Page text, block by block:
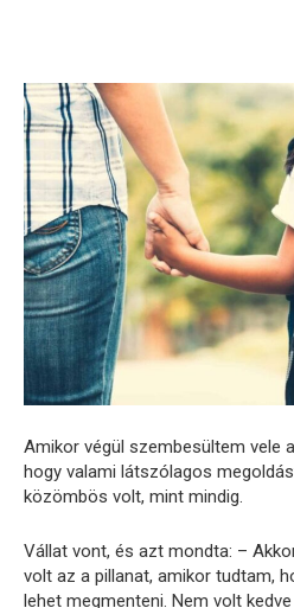
Amikor végül szembesültem vele
hogy valami látszólagos
közömbös volt, mint mindig.
Vállat vont, és azt mondta: –
volt az a pillanat, amikor tudtam,
lehet megmenteni. Nem volt